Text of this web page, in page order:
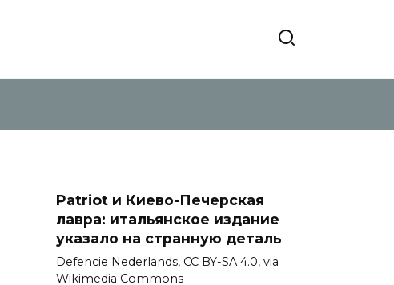
Patriot и Киево-Печерская
лавра: итальянское издание
указало на странную деталь
Defencie Nederlands, CC BY-SA 4.0, via
Wikimedia Commons